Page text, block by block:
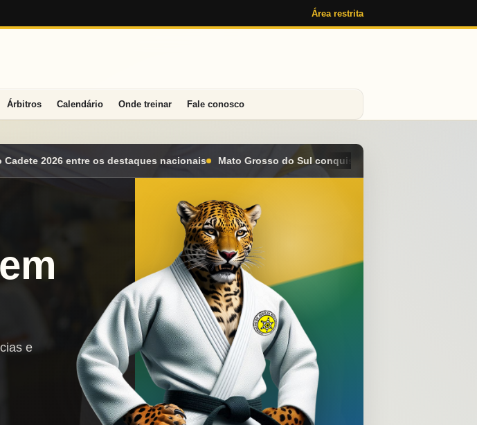
Área restrita
Árbitros Calendário Onde treinar Fale conosco
Mato Grosso do Sul conquista seis medalhas e alcança o 4º lugar geral no Campeonato
e